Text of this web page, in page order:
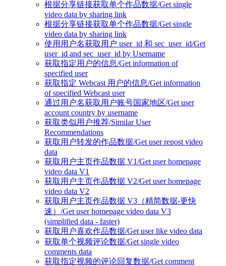
根据分享链接获取单个作品数据/Get single
video data by sharing link
根据分享链接获取单个作品数据/Get single
video data by sharing link
使用用户名获取用户 user_id 和 sec_user_id/Get
user_id and sec_user_id by Username
获取指定用户的信息/Get information of
specified user
获取指定 Webcast 用户的信息/Get information
of specified Webcast user
通过用户名获取用户账号国家地区/Get user
account country by username
获取类似用户推荐/Similar User
Recommendations
获取用户转发的作品数据/Get user repost video
data
获取用户主页作品数据 V1/Get user homepage
video data V1
获取用户主页作品数据 V2/Get user homepage
video data V2
获取用户主页作品数据 V3（精简数据-更快
速）/Get user homepage video data V3
(simplified data - faster)
获取用户喜欢作品数据/Get user like video data
获取单个视频评论数据/Get single video
comments data
获取指定视频的评论回复数据/Get comment